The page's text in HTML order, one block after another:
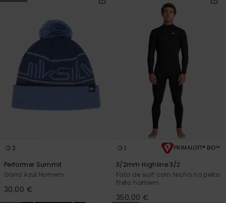
2
Performer Summit
Gorro Azul Homem
30,00 €
1 PRIMALOFT® BIO™
3/2mm Highline 3/2
Fato de surf com fecho no peito
Preto homem
350,00 €